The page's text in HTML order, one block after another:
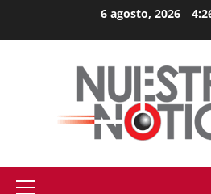
6 agosto, 2026